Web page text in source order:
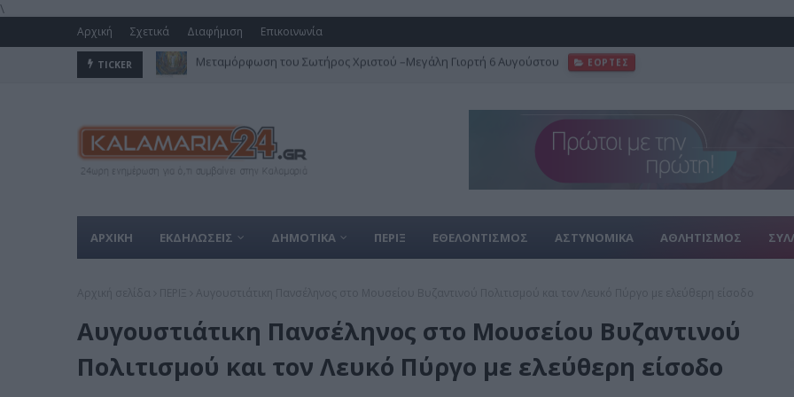
\
Αρχική Σχετικά Διαφήμιση Επικοινωνία
TICKER Στον Δήμο Καλαμαριάς το πολύτιμο φωτογραφικό αρχείο του Γιάννη Κυριακίδη
ΑΡΧΙΚΗ ΕΚΔΗΛΩΣΕΙΣ ΔΗΜΟΤΙΚΑ ΠΕΡΙΞ ΕΘΕΛΟΝΤΙΣΜΟΣ ΑΣΤΥΝΟΜΙΚΑ ΑΘΛΗΤΙΣΜΟΣ
Αυγουστιάτικη Πανσέληνος στο Μουσείου Βυζαντινού
Πολιτισμού και τον Λευκό Πύργο με ελεύθερη είσοδο